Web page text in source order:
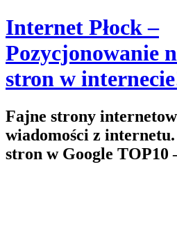
Skip
to
content
Internet Płock –
Pozycjonowanie
stron w
Fajne strony
wiadomości z
stron w Google TOP10